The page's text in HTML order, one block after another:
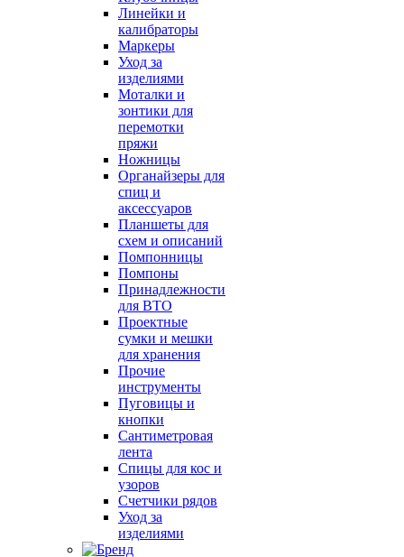
Линейки и
калибраторы
Маркеры
Уход за
изделиями
Моталки и
зонтики для
перемотки
пряжи
Ножницы
Органайзеры для
спиц и
аксессуаров
Планшеты для
схем и описаний
Помпонницы
Помпоны
Принадлежности
для ВТО
Проектные
сумки и мешки
для хранения
Прочие
инструменты
Пуговицы и
кнопки
Сантиметровая
лента
Спицы для кос и
узоров
Счетчики рядов
Уход за
изделиями